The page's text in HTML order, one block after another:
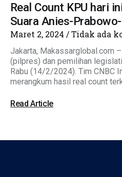
Real Count KPU hari
Suara Anies-
Maret 2, 2024 Tidak ada
Jakarta, Makassarglobal.com
(pilpres) dan pemilihan
Rabu (14/2/2024). Tim CNBC
merangkum hasil real count
Read Article